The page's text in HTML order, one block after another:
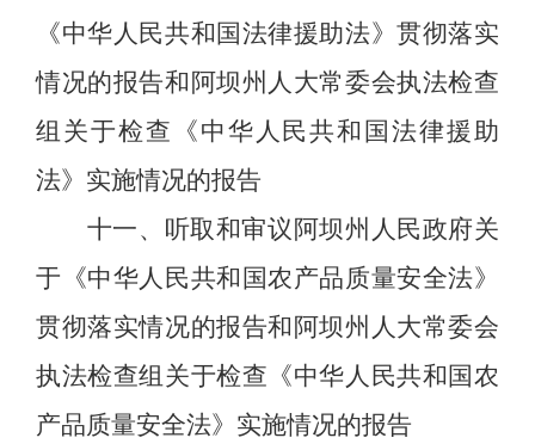
《中华人民共和国法律援助法》贯彻落实
情况的报告和阿坝州人大常委会执法检查
组关于检查《中华人民共和国法律援助
法》实施情况的报告
十一、 听取和审议阿坝州人民政府关
于《中华人民共和国农产品质量安全法》
贯彻落实情况的报告和阿坝州人大常委会
执法检查组关于检查《中华人民共和国农
产品质量安全法》实施情况的报告